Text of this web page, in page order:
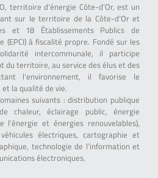
territoire d’énergie Côte-d’Or, est un
sur le territoire de la Côte-d’Or et
et 18 Établissements Publics de
(EPCI) à fiscalité propre. Fondé sur les
intercommunale, il participe
du territoire, au service des élus et des
l’environnement, il favorise le
la qualité de vie.
suivants : distribution publique
chaleur, éclairage public, énergie
et énergies renouvelables),
électriques, cartographie et
technologie de l’information et
électroniques.